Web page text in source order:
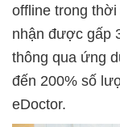
offline trong
nhận được gấp
thông qua ứng
đến 200% số
eDoctor.